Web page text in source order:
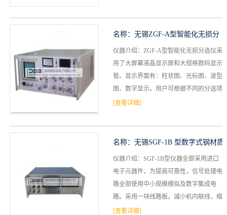
名称： 无锡ZGF-A型智能化无损分
选仪
仪器介绍：ZGF-A型智能化无损分选仪采
用了大屏幕液晶显示屏和大规格数码显示
管。显示界面有：柱状图、光标图、波型
图、数字显示。用户可根据不同的分选项
目选择不同的显示界面，使得被测工件的
[查看详细]
名称： 无锡SGF-1B 型数字式钢材质
无损分选仪
仪器介绍：SGF-1B型仪器全部采用进口
电子元器件，为提高可靠性，信号处理电
路全部使用中小规模模拟及数字集成电
路。采用一块线路板，减小机内联线，缩
短了信号传输路径使干扰变小，机器后面
[查看详细]